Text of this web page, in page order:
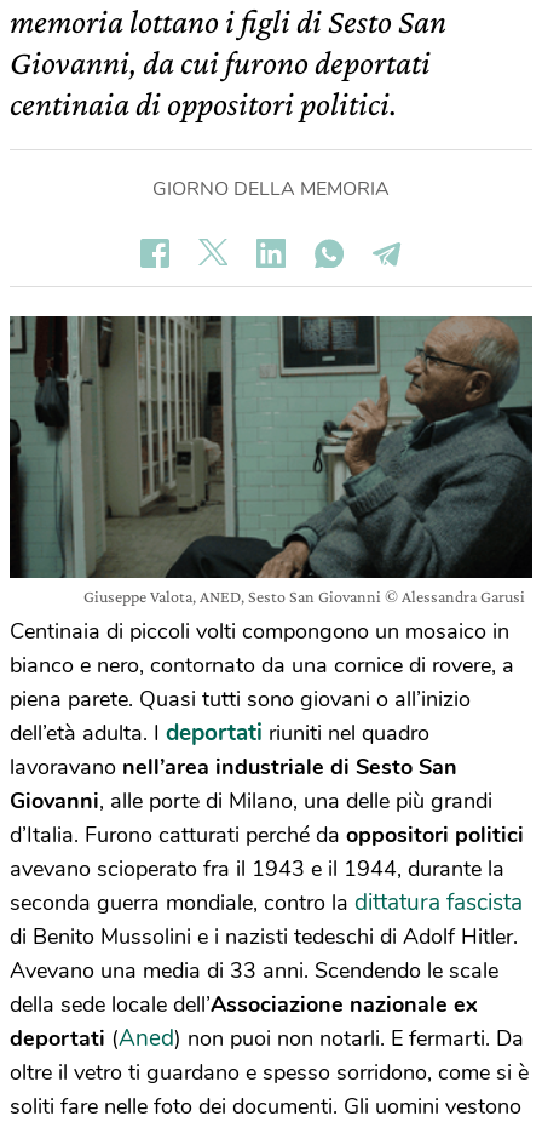
memoria lottano i figli di Sesto San
Giovanni, da cui furono deportati
centinaia di oppositori politici.
GIORNO DELLA MEMORIA
Giuseppe Valota, ANED, Sesto San Giovanni © Alessandra Garusi
Centinaia di piccoli volti compongono un mosaico in
bianco e nero, contornato da una cornice di rovere, a
piena parete. Quasi tutti sono giovani o all’inizio
dell’età adulta. I deportati riuniti nel quadro
lavoravano nell’area industriale di Sesto San
Giovanni, alle porte di Milano, una delle più grandi
d’Italia. Furono catturati perché da oppositori politici
avevano scioperato fra il 1943 e il 1944, durante la
seconda guerra mondiale, contro la dittatura fascista
di Benito Mussolini e i nazisti tedeschi di Adolf Hitler.
Avevano una media di 33 anni. Scendendo le scale
della sede locale dell’Associazione nazionale ex
deportati (Aned) non puoi non notarli. E fermarti. Da
oltre il vetro ti guardano e spesso sorridono, come si è
soliti fare nelle foto dei documenti. Gli uomini vestono